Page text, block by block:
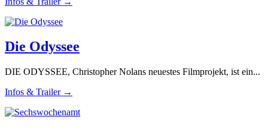
Die Odyssee
DIE ODYSSEE, Christopher Nolans neuestes Filmprojekt, ist ein...
Infos & Trailer →